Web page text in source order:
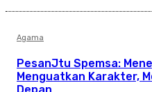
Agama
PesanJtu Spemsa:
Menguatkan Karakter,